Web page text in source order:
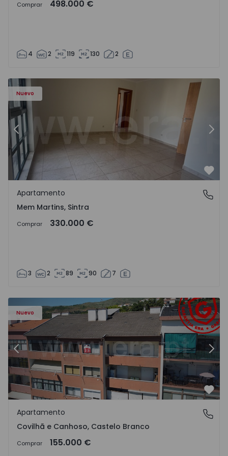
Comprar 498.000 €
4 2 119 130 2
Nuevo
- 15
Apartamento T3 Sintra, Algueirão-Mem Martins -
Anterior
Mem Martins, Sintra
Apartamento
Mem Martins, Sintra
Comprar 330.000 €
3 2 89 90 7
Nuevo
- 18
Apartamento T2 Covilhã, Covilhã e Canhoso - 1497806 -
Anterior
Covilhã e Canhoso, Castelo Branco
Apartamento
Covilhã e Canhoso, Castelo Branco
Comprar 155.000 €